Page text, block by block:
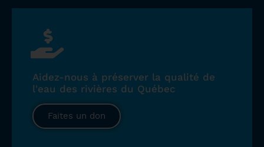
Aidez-nous à préserver la qualité de
l'eau des rivières du Québec
Faites un don